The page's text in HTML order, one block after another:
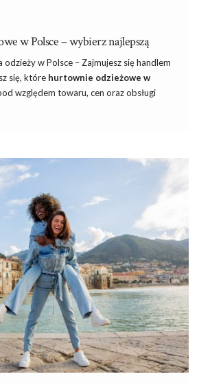
w Polsce – wybierz najlepszą
w Polsce – Zajmujesz się handlem
się, które hurtownie odzieżowe w
względem towaru, cen oraz obsługi
internetowe – które
w Polsce wybrać?
rozwija się bardzo prężnie, aby
zapotrzebowaniu na odzież. Ubrania
zatem nic dziwnego, że hurtownia
rodzaj działalności biznesowej w
odzieżą potrzebuje w swej pracy
dlatego naturalnie poszukuje dobrej
hurtowni ubrań.Hurtownie …